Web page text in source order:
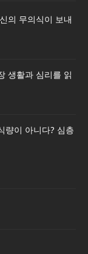
의 무의식이 보내
생활과 심리를 읽
량이 아니다? 심층